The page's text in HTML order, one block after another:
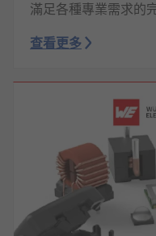
滿足各種專業需求的
查看更多